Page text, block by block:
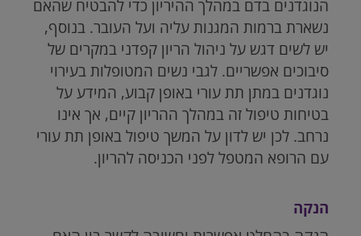
הנוגדנים בדם במהלך ההיריון כדי להבטיח שהאם
נשארת ברמות המגנות עליה ועל העובר. בנוסף,
יש לשים דגש על ניהול הריון קפדני במקרים של
סיבוכים אפשריים. לגבי נשים המטופלות בעירוי
נוגדנים במתן תת עורי באופן קבוע, המידע על
בטיחות טיפול זה במהלך ההריון קיים, אך אינו
נרחב. לכן יש לדון על המשך טיפול באופן תת עורי
עם הרופא המטפל לפני הכניסה להריון.
הנקה